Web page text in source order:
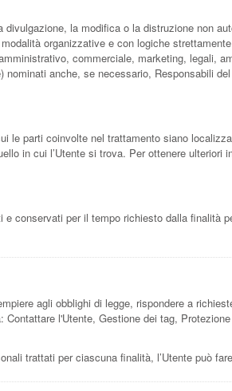
la modifica o la distruzione non
organizzative e con logiche
commerciale, marketing, legali,
anche, se necessario, Responsabili
le parti coinvolte nel trattamento siano
in cui l’Utente si trova. Per ottenere
conservati per il tempo richiesto dalla finalità
agli obblighi di legge, rispondere a
l'Utente, Gestione dei tag,
trattati per ciascuna finalità, l’Utente può